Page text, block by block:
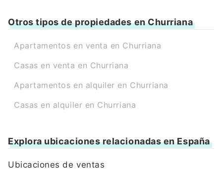
Otros tipos de propiedades en Churriana
Apartamentos en venta en Churriana
Casas en venta en Churriana
Apartamentos en alquiler en Churriana
Casas en alquiler en Churriana
Explora ubicaciones relacionadas en España
Ubicaciones de ventas